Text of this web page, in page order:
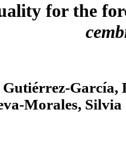
for the
Gutiérrez-
Morales, Silvia